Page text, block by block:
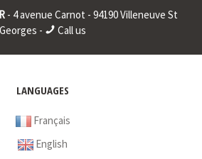
- 4 avenue Carnot - 94190 Villeneuve St
Georges -
Call us
LANGUAGES
Français
English